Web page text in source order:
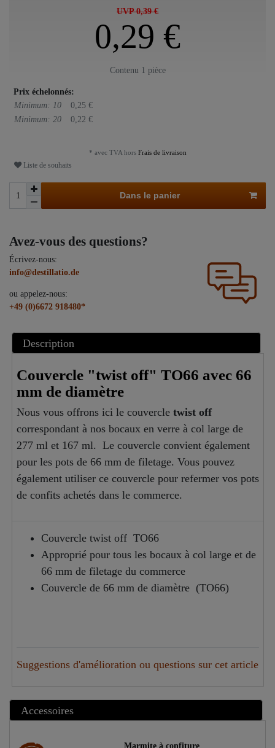
UVP 0,39 €
0,29 €
Contenu 1 pièce
Prix échelonnés:
Minimum: 10
0,25 €
Minimum: 20
0,22 €
* avec TVA horsFrais de livraison
Liste de souhaits
Dans le panier
Avez-vous des questions?
Écrivez-nous:
info@destillatio.de
ou appelez-nous:
+49 (0)6672 918480*
Description
Couvercle "twist off" TO66 avec 66
mm de diamètre
Nous vous offrons ici le couvercle twist off
correspondant à nos bocaux en verre à col large de
277 ml et 167 ml. Le couvercle convient également
pour les pots de 66 mm de filetage. Vous pouvez
également utiliser ce couvercle pour refermer vos pots
de confits achetés dans le commerce.
Couvercle twist off TO66
Approprié pour tous les bocaux à col large et de
66 mm de filetage du commerce
Couvercle de 66 mm de diamètre (TO66)
Suggestions d'amélioration ou questions sur cet article
Accessoires
Marmite à confiture